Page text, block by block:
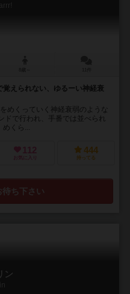
えられない、ゆるーい神経衰
めくっていく神経衰弱のような
で行われ、手番では並べられ
くら...
112
お気に入り
444
持ってる
ち下さい
ン